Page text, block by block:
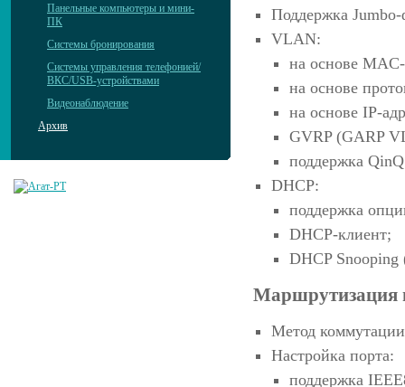
Панельные компьютеры и мини-
ПК
Системы бронирования
Системы управления телефонией/
ВКС/USB-устройствами
Видеонаблюдение
Архив
Поддержка
VLAN:
на основе
на основе
на основе IP-
GVRP (GARP
поддержка
DHCP:
поддержка
DHCP-клиент;
DHCP
Маршрутизация
Метод
Настройка порта:
поддержка